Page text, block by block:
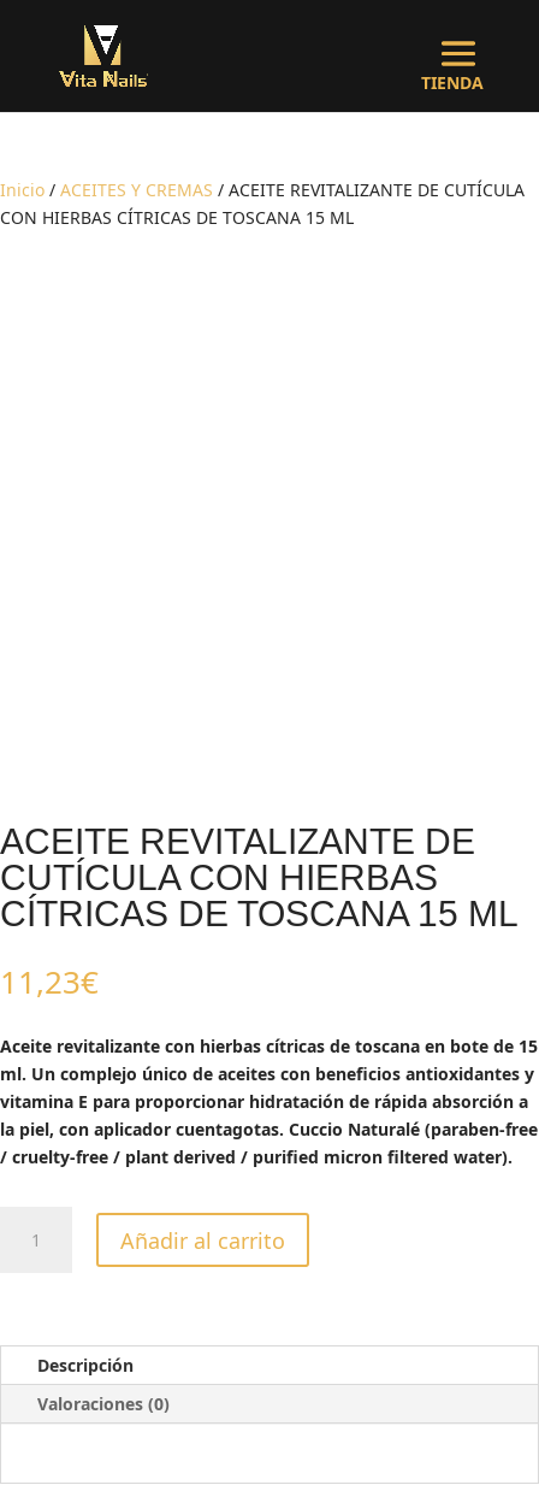
Inicio / ACEITES Y CREMAS / ACEITE REVITALIZANTE DE CUTÍCULA
CON HIERBAS CÍTRICAS DE TOSCANA 15 ML
ACEITE REVITALIZANTE DE
CUTÍCULA CON HIERBAS
CÍTRICAS DE TOSCANA 15 ML
11,23€
Aceite revitalizante con hierbas cítricas de toscana en bote de 15
ml. Un complejo único de aceites con beneficios antioxidantes y
vitamina E para proporcionar hidratación de rápida absorción a
la piel, con aplicador cuentagotas. Cuccio Naturalé (paraben-free
/ cruelty-free / plant derived / purified micron filtered water).
REVITALIZANTE
HIERBAS
CÍTRICAS
Añadir al carrito
Descripción
Valoraciones (0)